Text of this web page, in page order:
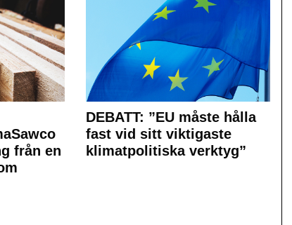
från en
DEBATT: ”EU måste hålla
fast vid sitt viktigaste
klimatpolitiska verktyg”